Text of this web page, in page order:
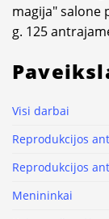
magija" salone
g. 125
Visi darbai
Reprodukcijos
Reprodukcijos
Menininkai